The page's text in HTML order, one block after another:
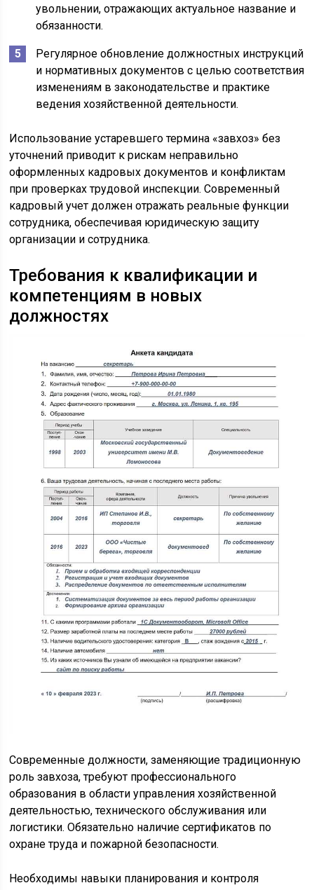
увольнении, отражающих актуальное название и
обязанности.
Регулярное обновление должностных инструкций
и нормативных документов с целью соответствия
изменениям в законодательстве и практике
ведения хозяйственной деятельности.
Использование устаревшего термина «завхоз» без
уточнений приводит к рискам неправильно
оформленных кадровых документов и конфликтам
при проверках трудовой инспекции. Современный
кадровый учет должен отражать реальные функции
сотрудника, обеспечивая юридическую защиту
организации и сотрудника.
Требования к квалификации и
компетенциям в новых
должностях
Современные должности, заменяющие традиционную
роль завхоза, требуют профессионального
образования в области управления хозяйственной
деятельностью, технического обслуживания или
логистики. Обязательно наличие сертификатов по
охране труда и пожарной безопасности.
Необходимы навыки планирования и контроля